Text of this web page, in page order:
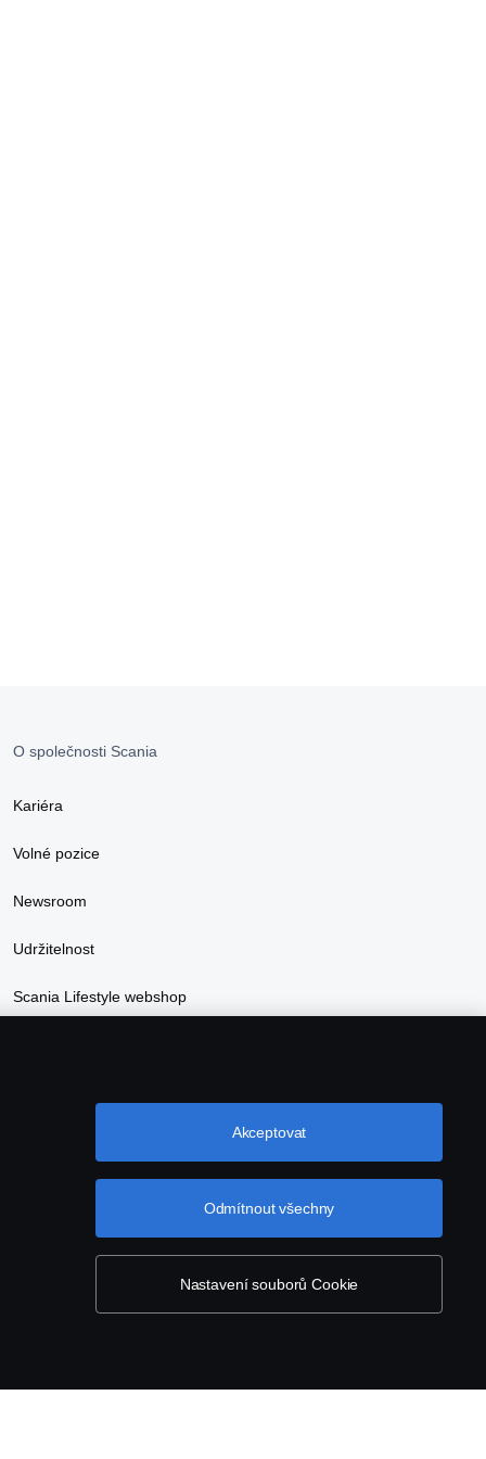
O společnosti Scania
Kariéra
Volné pozice
Newsroom
Udržitelnost
Scania Lifestyle webshop
Nastavení souborů Cookie
Odmítnout všechny
Akceptovat